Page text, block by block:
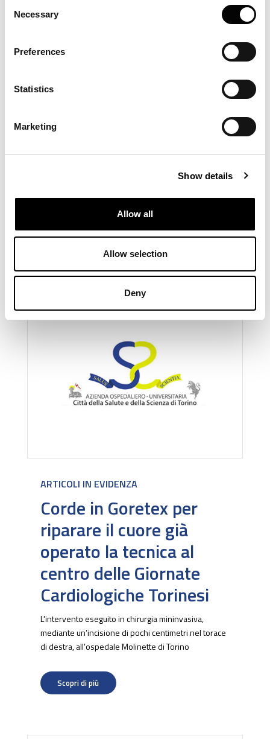
Selection
Necessary
Preferences
Statistics
Marketing
Show details
Allow all
Allow selection
Deny
ARTICOLI IN EVIDENZA
precedenti sconfigge
eseguito un complesso intervento chirurgico che ha
di quasi 20cm comprimente il cuore e il polmone
Scopri di più
ARTICOLI IN EVIDENZA
Corde in Goretex per
riparare il cuore già
operato la tecnica al
centro delle Giornate
Cardiologiche Torinesi
L'intervento eseguito in chirurgia mininvasiva,
mediante un’incisione di pochi centimetri nel torace
di destra, all'ospedale Molinette di Torino
Scopri di più